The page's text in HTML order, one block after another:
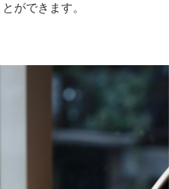
ができます。